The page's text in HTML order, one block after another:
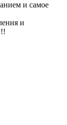
и самое
и